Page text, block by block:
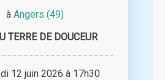
à Angers (49)
TERRE DE DOUCEUR
12 juin 2026 à 17h30